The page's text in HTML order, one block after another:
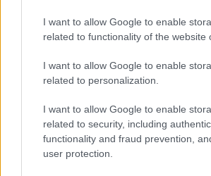
I want to allow Google to enable
related to functionality of the website
I want to allow Google to enable
related to personalization.
I want to allow Google to enable
related to security, including
functionality and fraud prevention,
user protection.
Διαβάστε Επίσης